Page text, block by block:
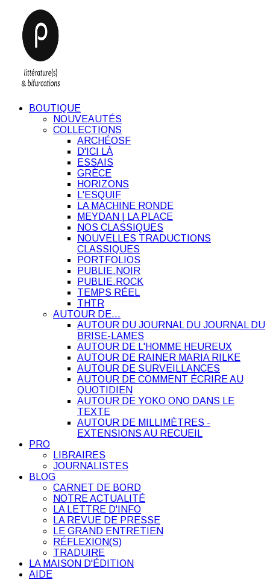
BOUTIQUE
NOUVEAUTÉS
COLLECTIONS
ARCHÉOSF
D'ICI LÀ
ESSAIS
GRÈCE
HORIZONS
L'ESQUIF
LA MACHINE RONDE
MEYDAN | LA PLACE
NOS CLASSIQUES
NOUVELLES TRADUCTIONS
CLASSIQUES
PORTFOLIOS
PUBLIE.NOIR
PUBLIE.ROCK
TEMPS RÉEL
THTR
AUTOUR DE…
AUTOUR DU JOURNAL DU JOURNAL DU
BRISE-LAMES
AUTOUR DE L'HOMME HEUREUX
AUTOUR DE RAINER MARIA RILKE
AUTOUR DE SURVEILLANCES
AUTOUR DE COMMENT ÉCRIRE AU
QUOTIDIEN
AUTOUR DE YOKO ONO DANS LE
TEXTE
AUTOUR DE MILLIMÈTRES -
EXTENSIONS AU RECUEIL
PRO
LIBRAIRES
JOURNALISTES
BLOG
CARNET DE BORD
NOTRE ACTUALITÉ
LA LETTRE D'INFO
LA REVUE DE PRESSE
LE GRAND ENTRETIEN
RÉFLEXION(S)
TRADUIRE
LA MAISON D'ÉDITION
AIDE